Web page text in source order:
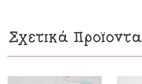
Σχετικά Προϊόντα